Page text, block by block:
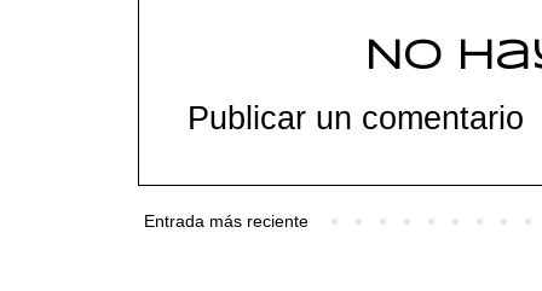
No
Publicar un comentario
Entrada más reciente